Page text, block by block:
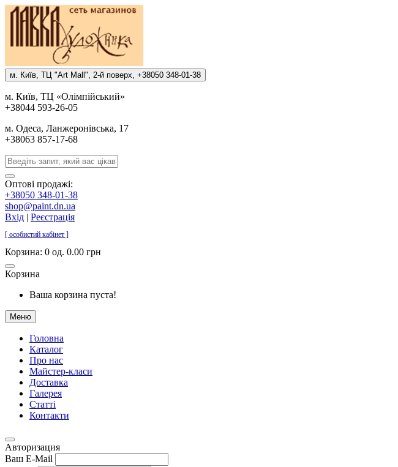
м. Киïв, ТЦ "Art Mall", 2-й поверх, +38050 348-01-38
м. Киïв, ТЦ «Олiмпiйський»
+38044 593-26-05
м. Одеса, Ланжеронiвська, 17
+38063 857-17-68
Оптові продажі:
+38050 348-01-38
shop@paint.dn.ua
Вхід | Реєстрація
[ особистий кабінет ]
Корзина: 0 од. 0.00 грн
Корзина
Ваша корзина пуста!
Меню
Головна
Каталог
Про нас
Майстер-класи
Доставка
Галерея
Статтi
Контакти
Авторизация
Ваш E-Mail